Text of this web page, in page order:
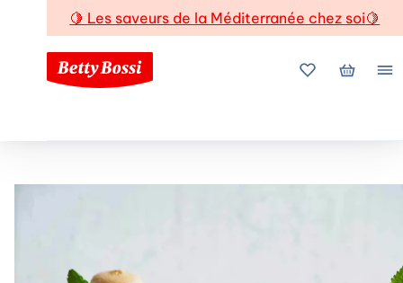
🍋 Les saveurs de la Méditerranée chez soi🍋
Mes favoris
Mon